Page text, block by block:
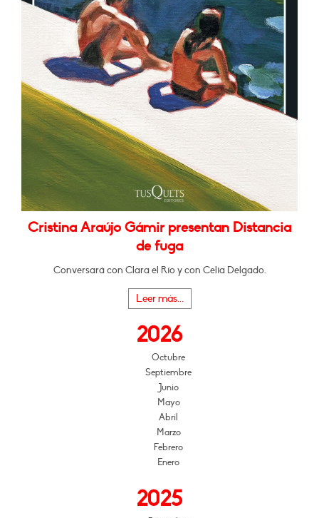
Cristina Araújo Gámir presentan Distancia
de fuga
Conversará con Clara el Río y con Celia Delgado.
Leer más...
2026
Octubre
Septiembre
Junio
Mayo
Abril
Marzo
Febrero
Enero
2025